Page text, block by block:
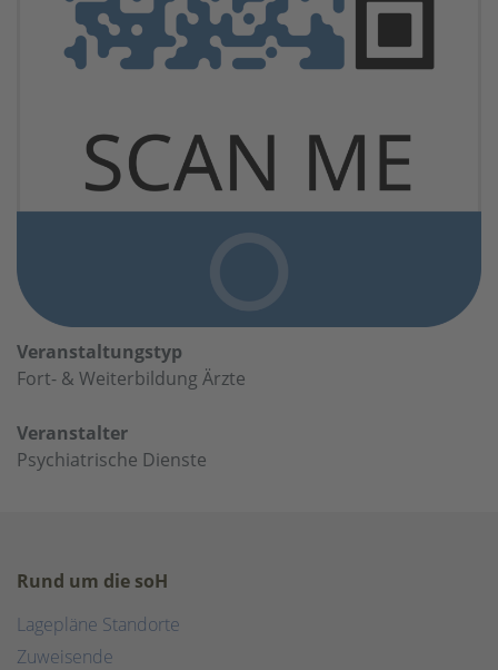
Veranstaltungstyp
Fort- & Weiterbildung Ärzte
Veranstalter
Psychiatrische Dienste
Rund um die soH
Lagepläne Standorte
Zuweisende